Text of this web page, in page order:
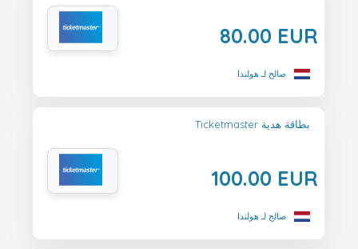
80.00 EUR
صالح لـ هولندا
Ticketmaster بطاقة هدية
100.00 EUR
صالح لـ هولندا